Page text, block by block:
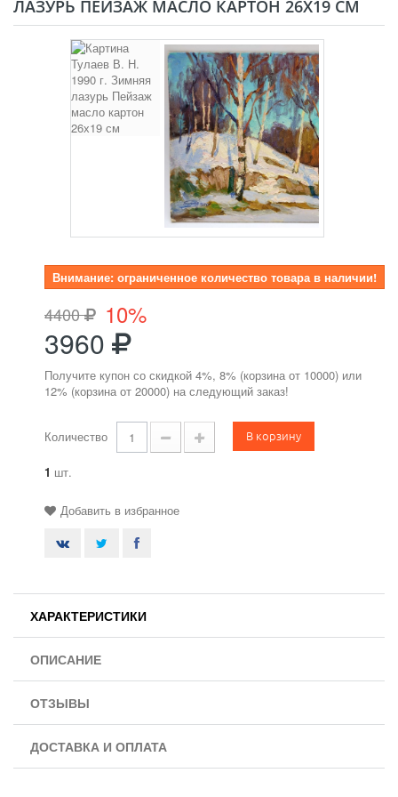
ЛАЗУРЬ ПЕЙЗАЖ МАСЛО КАРТОН 26Х19 СМ
Внимание: ограниченное количество товара в наличии!
4400 10%
3960
Получите купон со скидкой 4%, 8% (корзина от 10000) или
12% (корзина от 20000) на следующий заказ!
Количество В корзину
1 шт.
Добавить в избранное
ХАРАКТЕРИСТИКИ
ОПИСАНИЕ
ОТЗЫВЫ
ДОСТАВКА И ОПЛАТА